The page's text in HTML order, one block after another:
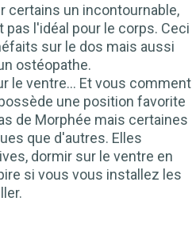
certains un incontournable,
l'idéal pour le corps. Ceci
sur le dos mais aussi
ostéopathe.
le ventre... Et vous comment
une position favorite
de Morphée mais certaines
que d'autres. Elles
dormir sur le ventre en
si vous vous installez les